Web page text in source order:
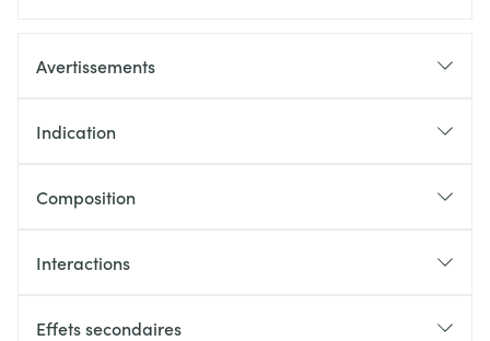
Avertissements
Indication
Composition
Interactions
Effets secondaires